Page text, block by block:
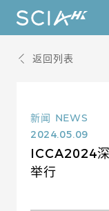
返回列表
新闻 NEWS
2024.05.09
ICCA2024
举行